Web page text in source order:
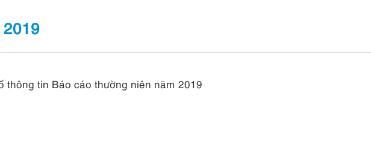
tin Báo cáo thường niên năm 2019